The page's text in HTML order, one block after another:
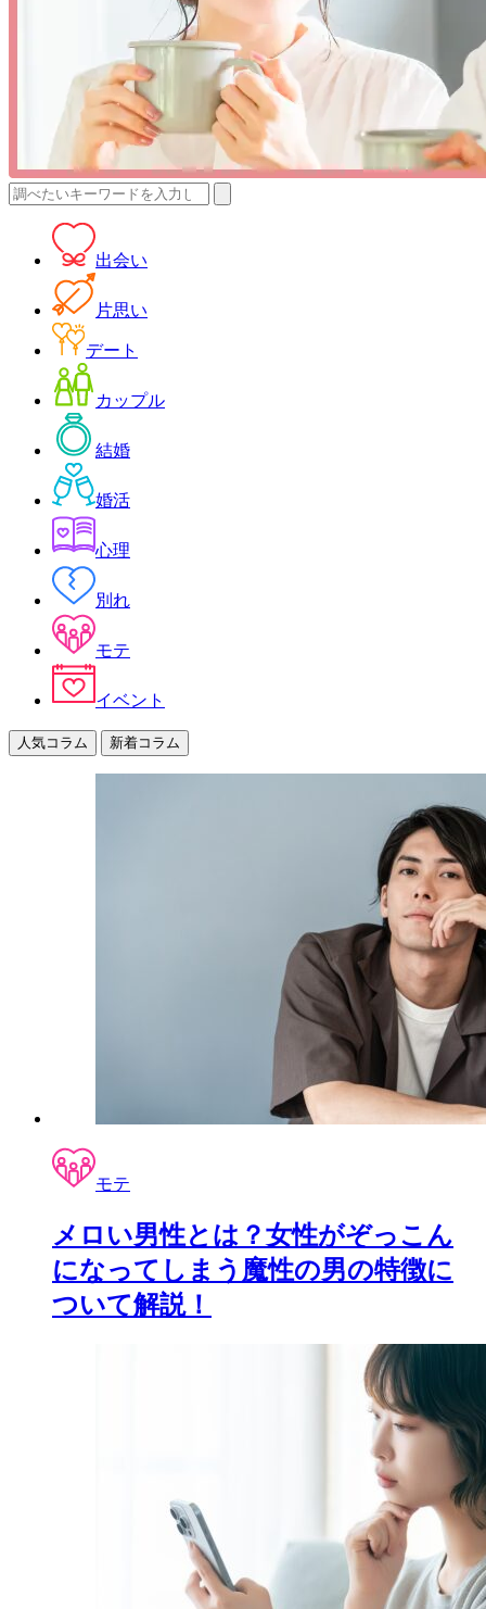
検
出会い
片思い
デート
カップル
結婚
婚活
心理
別れ
モテ
イベント
人気コラム 新着コラム
モテ
メロい男性とは？女性がぞっこん
になってしまう魔性の男の特徴に
ついて解説！